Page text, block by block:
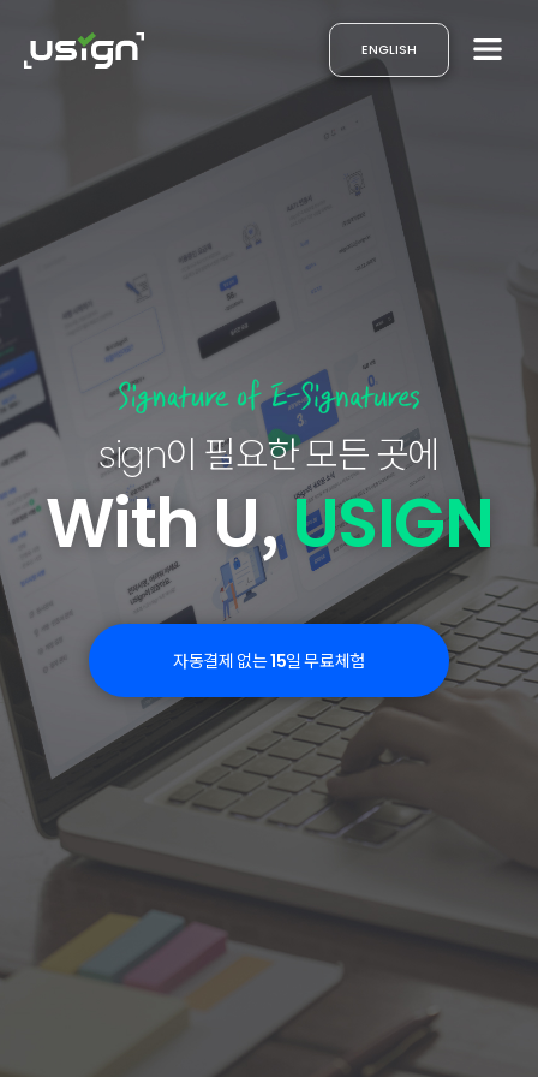
ENGLISH
sign이 필요한 모든 곳에
With U,USIGN
자동결제 없는15일 무료체험